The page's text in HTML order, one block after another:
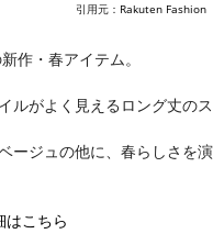
引用元： Rakuten Fashion
作・春アイテム。
ルがよく見えるロング丈の
ージュの他に、春らしさを
はこちら